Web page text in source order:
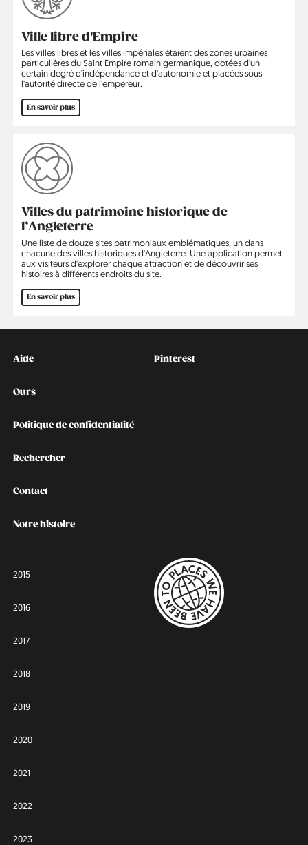
Ville libre d'Empire
Les villes libres et les villes impériales étaient des zones urbaines
particulières du Saint Empire romain germanique, dotées d'un
certain degré d'indépendance et d'autonomie et placées sous
l'autorité directe de l'empereur.
En savoir plus
Villes du patrimoine historique de
l’Angleterre
Une liste de douze sites patrimoniaux emblématiques, un dans
chacune des villes historiques d'Angleterre. Une application permet
aux visiteurs d'explorer chaque attraction et de découvrir ses
histoires à différents endroits du site.
En savoir plus
Kontakt
Aide
Ours
Politique de confidentialité
Rechercher
Contact
Notre histoire
Social
Pinterest
2015
2016
2017
2018
2019
2020
2021
2022
2023